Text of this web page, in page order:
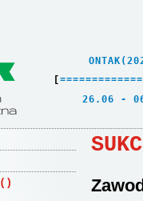
[ =============
26.06